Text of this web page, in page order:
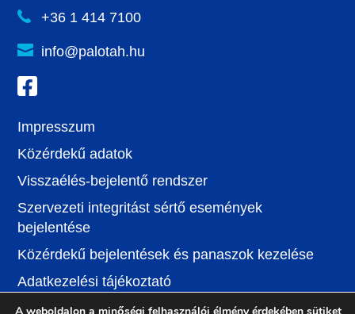
+36 1 414 7100
info@palotah.hu
Impresszum
Közérdekű adatok
Visszaélés-bejelentő rendszer
Szervezeti integritást sértő események
bejelentése
Közérdekű bejelentések és panaszok kezelése
Adatkezelési tájékoztató
Jognyilatkozat